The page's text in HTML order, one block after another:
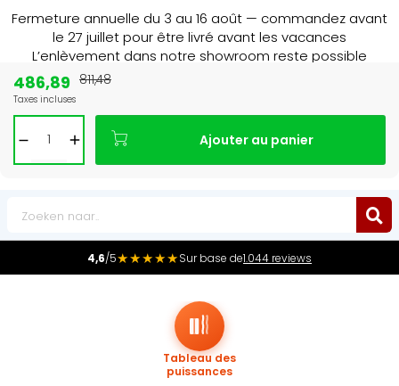
Fermeture annuelle du 3 au 16 août — commandez avant
le 27 juillet pour être livré avant les vacances
L’enlèvement dans notre showroom reste possible
4,6/5★★★★★Sur base de1.044 reviews
Tableau des
puissances
486,89
Taxes incluses
811,48
Ajouter au panier